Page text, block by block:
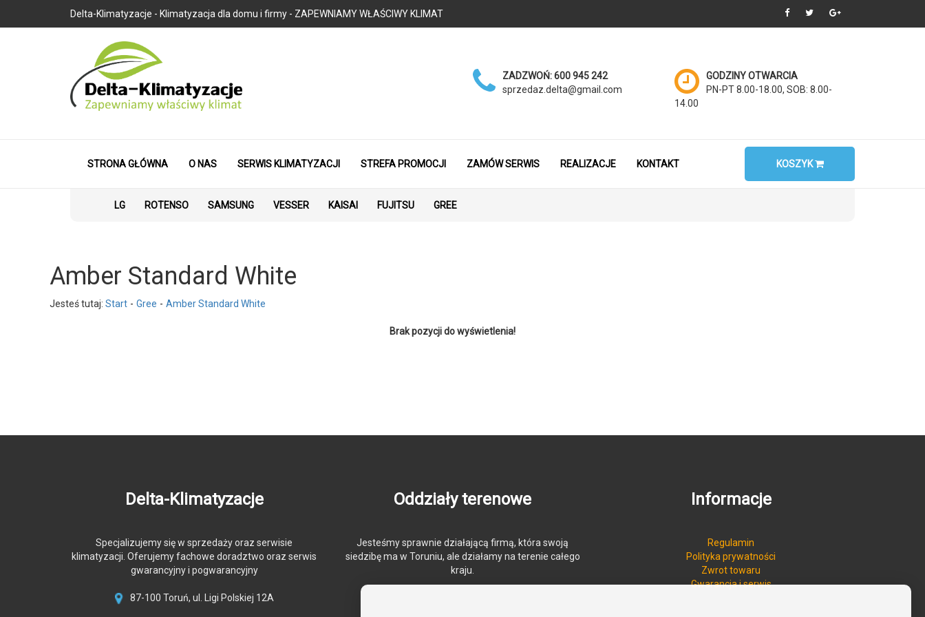
Delta-Klimatyzacje - Klimatyzacja dla domu i firmy - ZAPEWNIAMY WŁAŚCIWY KLIMAT
ZADZWOŃ:600 945 242
sprzedaz.delta@gmail.com
GODZINY OTWARCIA
PN-PT 8.00-18.00, SOB: 8.00-
14.00
STRONA GŁÓWNA O NAS SERWIS KLIMATYZACJI STREFA PROMOCJI ZAMÓW SERWIS REALIZACJE KONTAKT KOSZYK
LG ROTENSO SAMSUNG VESSER KAISAI FUJITSU GREE
Amber Standard White
Jesteś tutaj: Start Gree Amber Standard White
Brak pozycji do wyświetlenia!
Delta-Klimatyzacje
Specjalizujemy się w sprzedaży oraz serwisie
klimatyzacji. Oferujemy fachowe doradztwo oraz serwis
gwarancyjny i pogwarancyjny
87-100 Toruń, ul. Ligi Polskiej 12A
Oddziały terenowe
Jesteśmy sprawnie działającą firmą, która swoją
siedzibę ma w Toruniu, ale działamy na terenie całego
kraju.
Informacje
Regulamin
Polityka prywatności
Zwrot towaru
Gwarancja i serwis